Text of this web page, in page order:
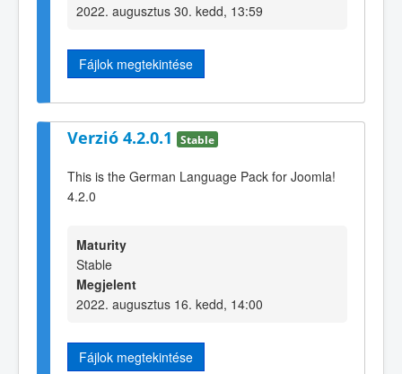
2022. augusztus 30. kedd, 13:59
Fájlok megtekintése
Verzió 4.2.0.1 Stable
This is the German Language Pack for Joomla!
4.2.0
Maturity
Stable
Megjelent
2022. augusztus 16. kedd, 14:00
Fájlok megtekintése